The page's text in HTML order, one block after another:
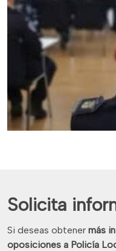
Solicita
Si deseas obtener más
oposiciones a Policía